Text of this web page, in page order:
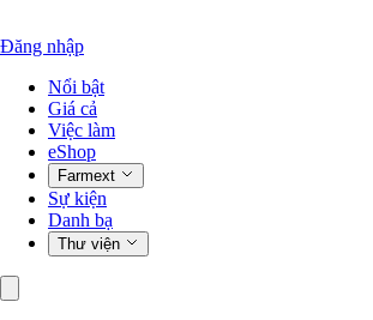
Đăng nhập
Nổi bật
Giá cả
Việc làm
eShop
Farmext
Sự kiện
Danh bạ
Thư viện